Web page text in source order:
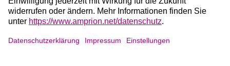
Social Media: